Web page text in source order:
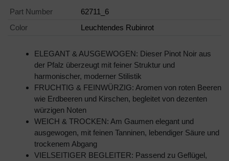
Part Number
62711_6
Color
Leuchtendes Rubinrot
ELEGANT & AUSGEWOGEN: Dieser Pinot Noir aus
der Pfalz überzeugt mit feiner Struktur und
harmonischer, moderner Stilistik
FRUCHTIG & FEINWÜRZIG: Aromen von roten Beeren
wie Erdbeeren und Kirschen, begleitet von dezenten
würzigen Noten
WEICH & TROCKEN: Am Gaumen elegant und
ausgewogen, mit feinen Tanninen, lebendiger Säure und
trockenem Abgang
VIELSEITIGER BEGLEITER: Passend zu Geflügel,